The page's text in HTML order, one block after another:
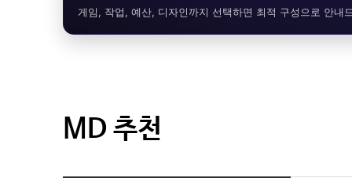
게임, 작업, 예산, 디자인까지 선택하면 최적 구성으로 안내
MD 추천